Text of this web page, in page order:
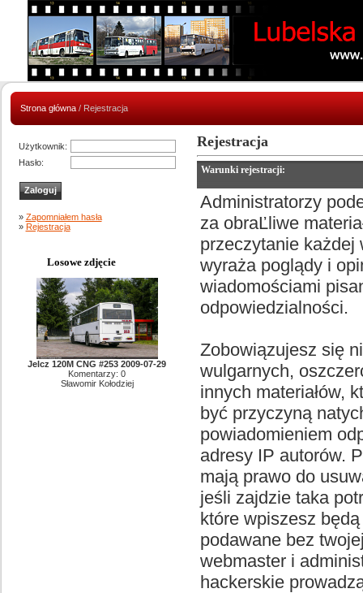
Strona główna / Rejestracja
Użytkownik:
Hasło:
» Zapomniałem hasła
» Rejestracja
Losowe zdjęcie
Jelcz 120M CNG #253 2009-07-29
Komentarzy: 0
Sławomir Kołodziej
Rejestracja
Warunki rejestracji:
Administratorzy
za obraĽliwe
przeczytanie każdej
wyraża poglądy i
wiadomościami
odpowiedzialności.
Zobowiązujesz się
wulgarnych,
innych materiałów,
być przyczyną
powiadomieniem
adresy IP autorów.
mają prawo do
jeśli zajdzie taka
które wpiszesz
podawane bez
webmaster i
hackerskie